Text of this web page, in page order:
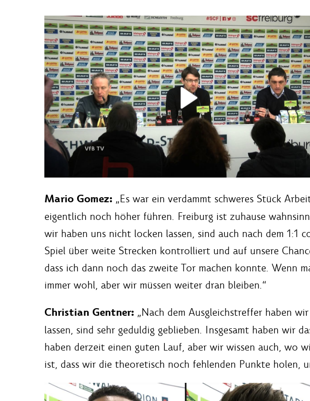
Mario Gomez: „Es war ein verdammt schweres Stück
eigentlich noch höher führen. Freiburg ist zuhause
wir haben uns nicht locken lassen, sind auch nach dem 1:1
Spiel über weite Strecken kontrolliert und auf unsere
dass ich dann noch das zweite Tor machen konnte. Wenn
immer wohl, aber wir müssen weiter dran bleiben.“
Christian Gentner: „Nach dem Ausgleichstreffer haben
lassen, sind sehr geduldig geblieben. Insgesamt haben wir
haben derzeit einen guten Lauf, aber wir wissen auch, wo
ist, dass wir die theoretisch noch fehlenden Punkte holen,